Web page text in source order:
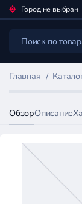
Город не выбран
Каталог
Главная
ОбзорОписание